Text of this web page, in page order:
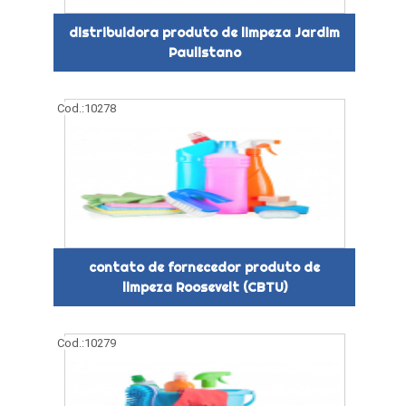
distribuidora produto de limpeza Jardim
Paulistano
Cod.:10278
contato de fornecedor produto de
limpeza Roosevelt (CBTU)
Cod.:10279